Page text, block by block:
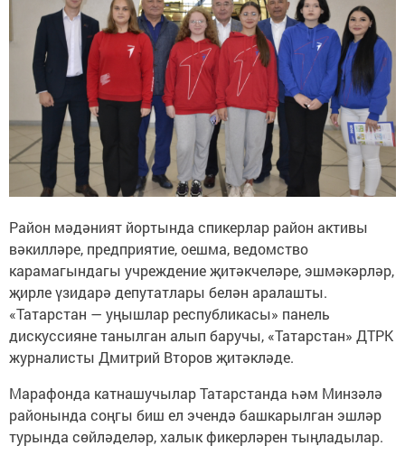
Район мәдәният йортында спикерлар район активы
вәкилләре, предприятие, оешма, ведомство
карамагындагы учреждение җитәкчеләре, эшмәкәрләр,
җирле үзидарә депутатлары белән аралашты.
«Татарстан — уңышлар республикасы» панель
дискуссияне танылган алып баручы, «Татарстан» ДТРК
журналисты Дмитрий Второв җитәкләде.
Марафонда катнашучылар Татарстанда һәм Минзәлә
районында соңгы биш ел эчендә башкарылган эшләр
турында сөйләделәр, халык фикерләрен тыңладылар.